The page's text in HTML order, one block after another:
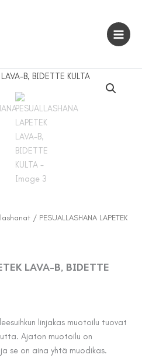
/ PESUALLASHANA LAPETEK
LAVA-B, BIDETTE
linjakas muotoilu tuovat
Ajaton muotoilu on
se on aina yhtä muodikas.